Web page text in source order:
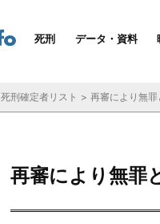
死刑 データ・資料
死刑確定者リスト > 再審により無
再審により無罪